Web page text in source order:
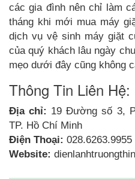
các gia đình nên chỉ làm
tháng khi mới mua máy
dịch vụ vệ sinh máy giặt
của quý khách lâu ngày
mẹo dưới đây cũng không
Thông Tin Liên Hệ:
Địa chỉ: 19 Đường số 3,
TP. Hồ Chí Minh
Điện Thoại: 028.6263.9955
Website: